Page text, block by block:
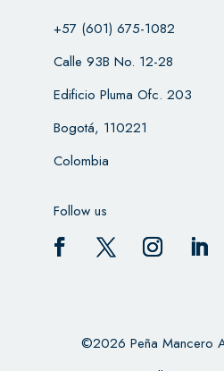
+57 (601) 675-1082
Calle 93B No. 12-28
Edificio Pluma Ofc. 203
Bogotá, 110221
Colombia
Follow us
©2026 Peña Mancero